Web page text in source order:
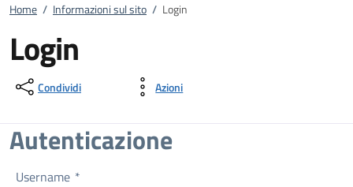
Home / Informazioni sul sito / Login
Login
Condividi Azioni
Autenticazione
Username *